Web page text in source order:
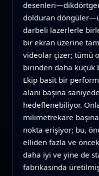
dolduran
darbeli lazerlerle
bir ekran üzerine
videolar çizer; tümü
birinden daha küçük
Ekip basit bir
alanı başına
hedeflenebiliyor.
milimetrekare
nokta erişiyor; bu,
elliden fazla ve
daha iyi ve yine de
fabrikasında